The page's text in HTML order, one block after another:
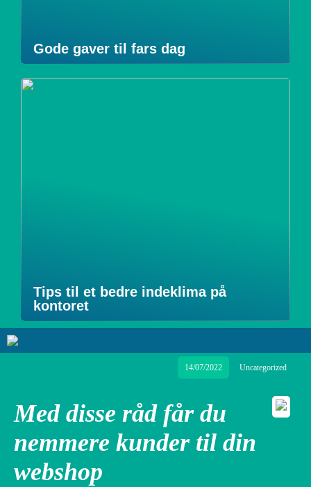
Gode gaver til fars dag
Tips til et bedre indeklima på
kontoret
14/07/2022 Uncategorized
Med disse råd får du
nemmere kunder til din
webshop